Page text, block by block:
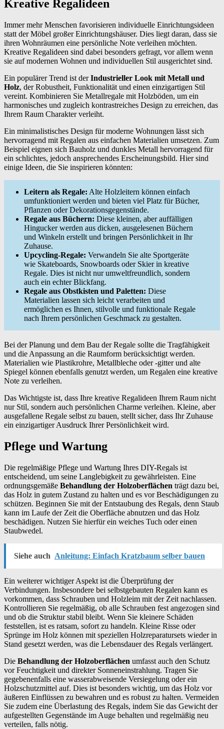
Kreative Regalideen
Immer mehr Menschen favorisieren individuelle Einrichtungsideen
statt der Möbel großer Einrichtungshäuser. Dies liegt daran, dass sie
ihren Wohnräumen eine persönliche Note verleihen möchten.
Kreative Regalideen sind dabei besonders gefragt, vor allem wenn
sie auf modernen Wohnen und individuellen Stil ausgerichtet sind.
Ein populärer Trend ist derIndustrieller Look mit Metall und
Holz, der Robustheit, Funktionalität und einen einzigartigen Stil
vereint. Kombinieren Sie Metallregale mit Holzböden, um ein
harmonisches und zugleich kontrastreiches Design zu erreichen, das
Ihrem Raum Charakter verleiht.
Ein minimalistisches Design für moderne Wohnungen lässt sich
hervorragend mit Regalen aus einfachen Materialien umsetzen. Zum
Beispiel eignen sich Bauholz und dunkles Metall hervorragend für
ein schlichtes, jedoch ansprechendes Erscheinungsbild. Hier sind
einige Ideen, die Sie inspirieren könnten:
Leitern als Regale: Alte Holzleitern können einfach
umfunktioniert werden und bieten viel Platz für Bücher,
Pflanzen oder Dekorationsgegenstände.
Regale aus Büchern: Diese kleinen, aber auffälligen
Hingucker werden aus dicken, ausgelesenen Büchern
und Winkeln erstellt und bringen Persönlichkeit in Ihr
Zuhause.
Upcycling-Regale: Verwandeln Sie alte Sportgeräte
wie Skateboards, Snowboards oder Skier in kreative
Regale. Dies ist nicht nur umweltfreundlich, sondern
auch ein echter Blickfang.
Regale aus Obstkisten und Paletten: Diese
Materialien lassen sich leicht verarbeiten und
ermöglichen es Ihnen, stilvolle und funktionale Regale
nach Ihrem persönlichen Geschmack zu gestalten.
Bei der Planung und dem Bau der Regale sollte die Tragfähigkeit
und die Anpassung an die Raumform berücksichtigt werden.
Materialien wie Plastikrohre, Metallbleche oder -gitter und alte
Spiegel können ebenfalls genutzt werden, um Regalen eine kreative
Note zu verleihen.
Das Wichtigste ist, dass Ihre kreative Regalideen Ihrem Raum nicht
nur Stil, sondern auch persönlichen Charme verleihen. Kleine, aber
ausgefallene Regale selbst zu bauen, stellt sicher, dass Ihr Zuhause
ein einzigartiger Ausdruck Ihrer Persönlichkeit wird.
Pflege und Wartung
Die regelmäßige Pflege und Wartung Ihres DIY-Regals ist
entscheidend, um seine Langlebigkeit zu gewährleisten. Eine
ordnungsgemäße Behandlung der Holzoberflächen trägt dazu bei,
das Holz in gutem Zustand zu halten und es vor Beschädigungen zu
schützen. Beginnen Sie mit der Entstaubung des Regals, denn Staub
kann im Laufe der Zeit die Oberfläche abnutzen und das Holz
beschädigen. Nutzen Sie hierfür ein weiches Tuch oder einen
Staubwedel.
Siehe auch Anleitung: Einfach Kratzbaum selber bauen
Ein weiterer wichtiger Aspekt ist die Überprüfung der
Verbindungen. Insbesondere bei selbstgebauten Regalen kann es
vorkommen, dass Schrauben und Holzleim mit der Zeit nachlassen.
Kontrollieren Sie regelmäßig, ob alle Schrauben fest angezogen sind
und ob die Struktur stabil bleibt. Wenn Sie kleinere Schäden
feststellen, ist es ratsam, sofort zu handeln. Kleine Risse oder
Sprünge im Holz können mit speziellen Holzreparatursets wieder in
Stand gesetzt werden, was die Lebensdauer des Regals verlängert.
Die Behandlung der Holzoberflächen umfasst auch den Schutz
vor Feuchtigkeit und direkter Sonneneinstrahlung. Tragen Sie
gegebenenfalls eine wasserabweisende Versiegelung oder ein
Holzschutzmittel auf. Dies ist besonders wichtig, um das Holz vor
äußeren Einflüssen zu bewahren und es robust zu halten. Vermeiden
Sie zudem eine Überlastung des Regals, indem Sie das Gewicht der
aufgestellten Gegenstände im Auge behalten und regelmäßig neu
verteilen, falls nötig.